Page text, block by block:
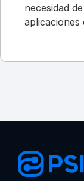
necesidad
aplicaciones